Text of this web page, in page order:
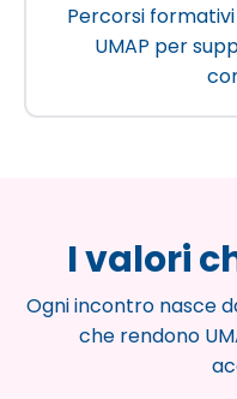
Percorsi
UMAP per
I valori
Ogni incontro nasce
che rendono